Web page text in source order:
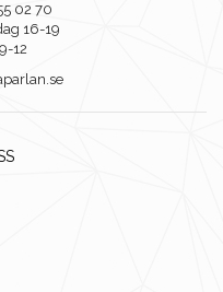
02 70
16-19
12